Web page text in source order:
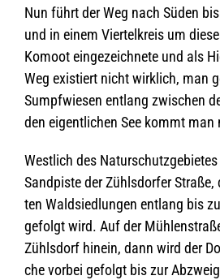
Nun führt der Weg nach Süden
und in einem Vier­tel­kreis um
Komoot ein­ge­zeich­nete und als
Weg exis­tiert nicht wirk­lich, man
Sumpf­wie­sen ent­lang zwi­schen
den eigent­li­chen See kommt man
West­lich des
Sand­piste der Zühls­dor­fer
ten Wald­sied­lun­gen ent­lang bis
gefolgt wird. Auf der
Zühls­dorf hin­ein, dann wird der
che vor­bei gefolgt bis zur